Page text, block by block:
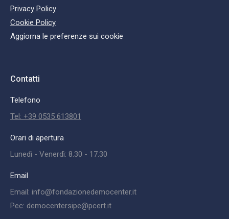
Privacy Policy
Cookie Policy
Aggiorna le preferenze sui cookie
Contatti
Telefono
Tel: +39 0535 613801
Orari di apertura
Lunedì - Venerdì: 8.30 - 17.30
Email
Email: info@fondazionedemocenter.it
Pec: democentersipe@pcert.it